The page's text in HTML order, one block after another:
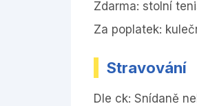
Zdarma: stolní
Za poplatek:
Stravování
Dle ck: Snídaně